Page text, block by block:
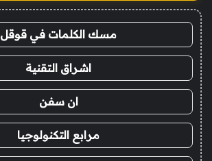
مسك الكلمات في قوقل
اشراق التقنية
ان سفن
مرابع التكنولوجيا